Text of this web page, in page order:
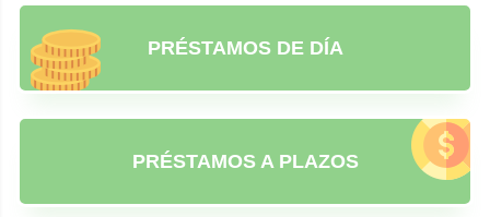
PRÉSTAMOS DE DÍA
PRÉSTAMOS A PLAZOS